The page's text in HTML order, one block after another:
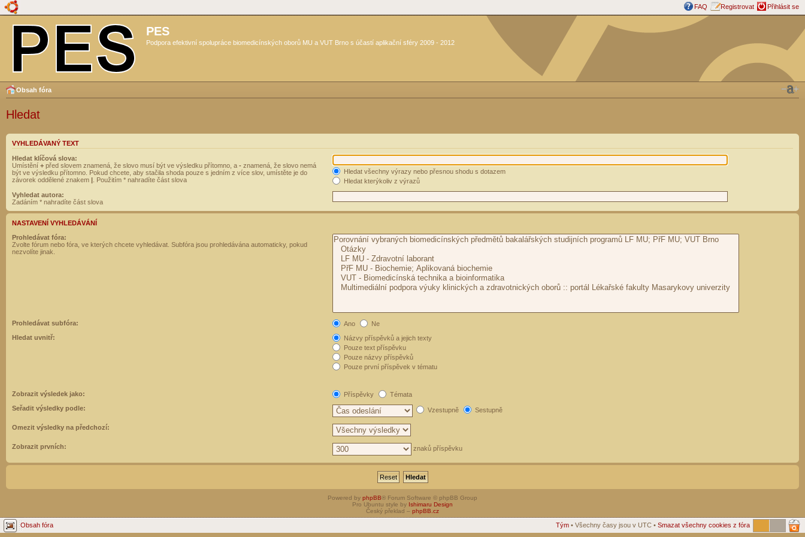
FAQ Registrovat Přihlásit se
PES
Podpora efektivní spolupráce biomedicínských oborů MU a VUT Brno s účastí aplikační sféry 2009 - 2012
Obsah fóra
Hledat
VYHLEDÁVANÝ TEXT
Hledat klíčová slova:
Umístění + před slovem znamená, že slovo musí být ve výsledku přítomno, a - znamená, že slovo nemá
být ve výsledku přítomno. Pokud chcete, aby stačila shoda pouze s jedním z více slov, umístěte je do
závorek oddělené znakem | . Použitím * nahradíte část slova
Hledat všechny výrazy nebo přesnou shodu s dotazem
Hledat kterýkoliv z výrazů
Vyhledat autora:
Zadáním * nahradíte část slova
NASTAVENÍ VYHLEDÁVÁNÍ
Prohledávat fóra:
Zvolte fórum nebo fóra, ve kterých chcete vyhledávat. Subfóra jsou prohledávána automaticky, pokud
nezvolíte jinak.
Prohledávat subfóra: Ano
Ne
Hledat uvnitř:
Názvy příspěvků a jejich texty
Pouze text příspěvku
Pouze názvy příspěvků
Pouze první příspěvek v tématu
Zobrazit výsledek jako: Příspěvky
Témata
Seřadit výsledky podle:
Vzestupně Sestupně
Omezit výsledky na předchozí:
Zobrazit prvních: znaků příspěvku
Powered by phpBB® Forum Software © phpBB Group
Pro Ubuntu style by Ishimaru Design
Český překlad – phpBB.cz
Obsah fóra Tým • Všechny časy jsou v UTC • Smazat všechny cookies z fóra